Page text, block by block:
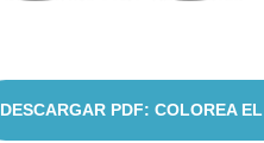
DESCARGAR PDF: COLOREA